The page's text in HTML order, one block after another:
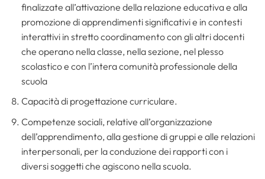
finalizzate all’attivazione della relazione educativa e alla
promozione di apprendimenti significativi e in contesti
interattivi in stretto coordinamento con gli altri docenti
che operano nella classe, nella sezione, nel plesso
scolastico e con l’intera comunità professionale della
scuola
Capacità di progettazione curriculare.
Competenze sociali, relative all’organizzazione
dell’apprendimento, alla gestione di gruppi e alle relazioni
interpersonali, per la conduzione dei rapporti con i
diversi soggetti che agiscono nella scuola.